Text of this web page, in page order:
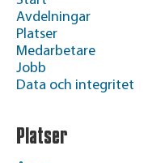
Avdelningar
Platser
Medarbetare
Jobb
Data och integritet
Platser